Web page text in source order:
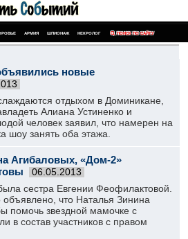
АРМИЯ ШПИОНАЖ НЕКРОЛОГ ПОИСК ПО САЙТУ
новые
отдыхом в Доминикане,
Алиана Устиненко и
человек заявил, что намерен на
шоу занять оба этажа.
Агибаловых, «Дом-2»
06.05.2013
сестра Евгении Феофилактовой.
что Наталья Зинина
помочь звездной мамочке с
в состав участников с правом